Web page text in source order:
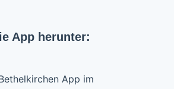
App herunter: